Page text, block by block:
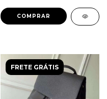
FRETE GRÁTIS